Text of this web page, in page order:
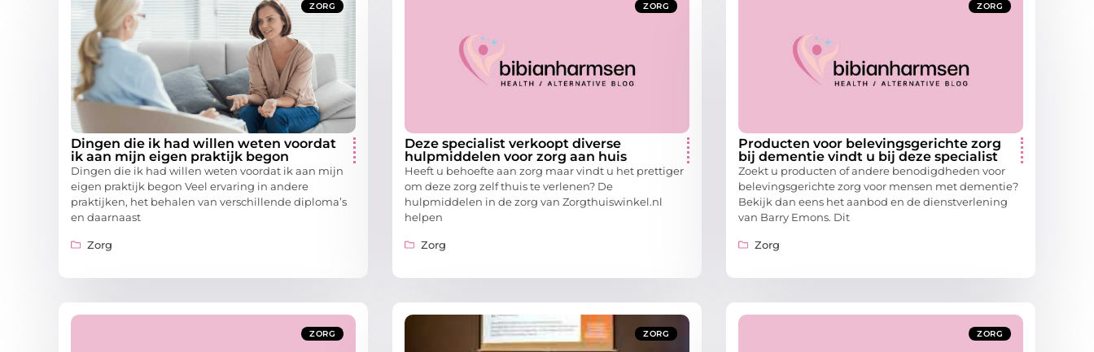
ZORG
Dingen die ik had willen weten voordat
ik aan mijn eigen praktijk begon
Dingen die ik had willen weten voordat ik aan mijn
eigen praktijk begon Veel ervaring in andere
praktijken, het behalen van verschillende diploma’s
en daarnaast
Zorg
ZORG
Deze specialist verkoopt diverse
hulpmiddelen voor zorg aan huis
Heeft u behoefte aan zorg maar vindt u het prettiger
om deze zorg zelf thuis te verlenen? De
hulpmiddelen in de zorg van Zorgthuiswinkel.nl
helpen
Zorg
ZORG
Producten voor belevingsgerichte zorg
bij dementie vindt u bij deze specialist
Zoekt u producten of andere benodigdheden voor
belevingsgerichte zorg voor mensen met dementie?
Bekijk dan eens het aanbod en de dienstverlening
van Barry Emons. Dit
Zorg
ZORG ZORG ZORG